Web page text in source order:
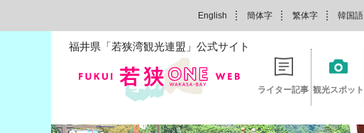
English 簡体字 繁体字 韓国語
福井県「若狭湾観光連盟」公式サイト
ライター記事 観光スポット